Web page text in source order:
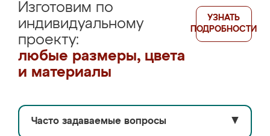
Изготовим по
индивидуальному
проекту:
любые размеры, цвета
и материалы
УЗНАТЬ
ПОДРОБНОСТИ
Часто задаваемые вопросы ▼